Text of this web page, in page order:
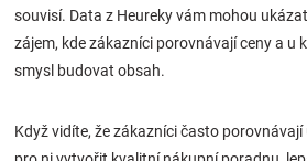
souvisí. Data z Heureky vám mohou
zájem, kde zákazníci porovnávají ceny a u
smysl budovat obsah.
Když vidíte, že zákazníci často